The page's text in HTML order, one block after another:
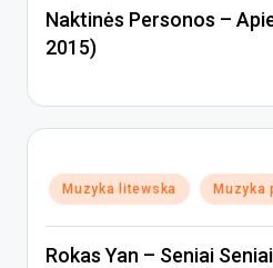
Naktinės Personos –
2015)
Posted
in
Muzyka litewska Muzyka
Rokas Yan – Seniai Seniai